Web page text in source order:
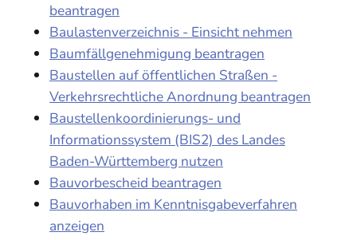
beantragen
Baulastenverzeichnis - Einsicht nehmen
Baumfällgenehmigung beantragen
Baustellen auf öffentlichen Straßen -
Verkehrsrechtliche Anordnung beantragen
Baustellenkoordinierungs- und
Informationssystem (BIS2) des Landes
Baden-Württemberg nutzen
Bauvorbescheid beantragen
Bauvorhaben im Kenntnisgabeverfahren
anzeigen